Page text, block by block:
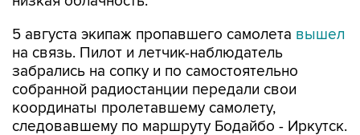
5 августа экипаж пропавшего самолета вышел
на связь. Пилот и летчик-наблюдатель
забрались на сопку и по самостоятельно
собранной радиостанции передали свои
координаты пролетавшему самолету,
следовавшему по маршруту Бодайбо - Иркутск.